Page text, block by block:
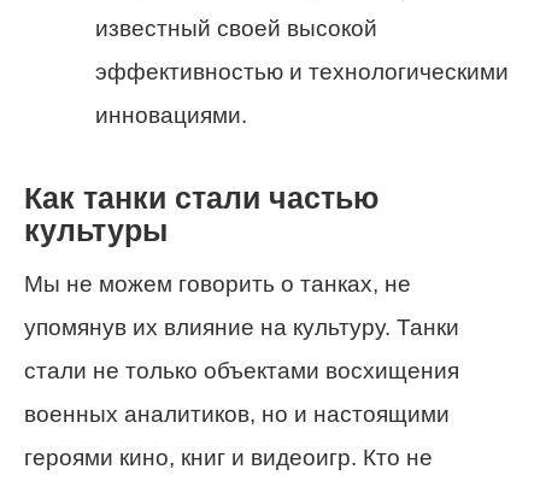
известный своей высокой
эффективностью и технологическими
инновациями.
Как танки стали частью
культуры
Мы не можем говорить о танках, не
упомянув их влияние на культуру. Танки
стали не только объектами восхищения
военных аналитиков, но и настоящими
героями кино, книг и видеоигр. Кто не